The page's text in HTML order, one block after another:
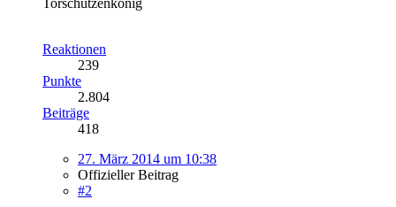
Reaktionen
239
Punkte
2.804
Beiträge
418
27. März 2014 um 10:38
Offizieller Beitrag
#2